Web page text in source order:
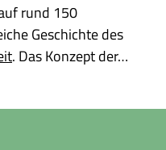
rund 150
Geschichte des
. Das Konzept der…